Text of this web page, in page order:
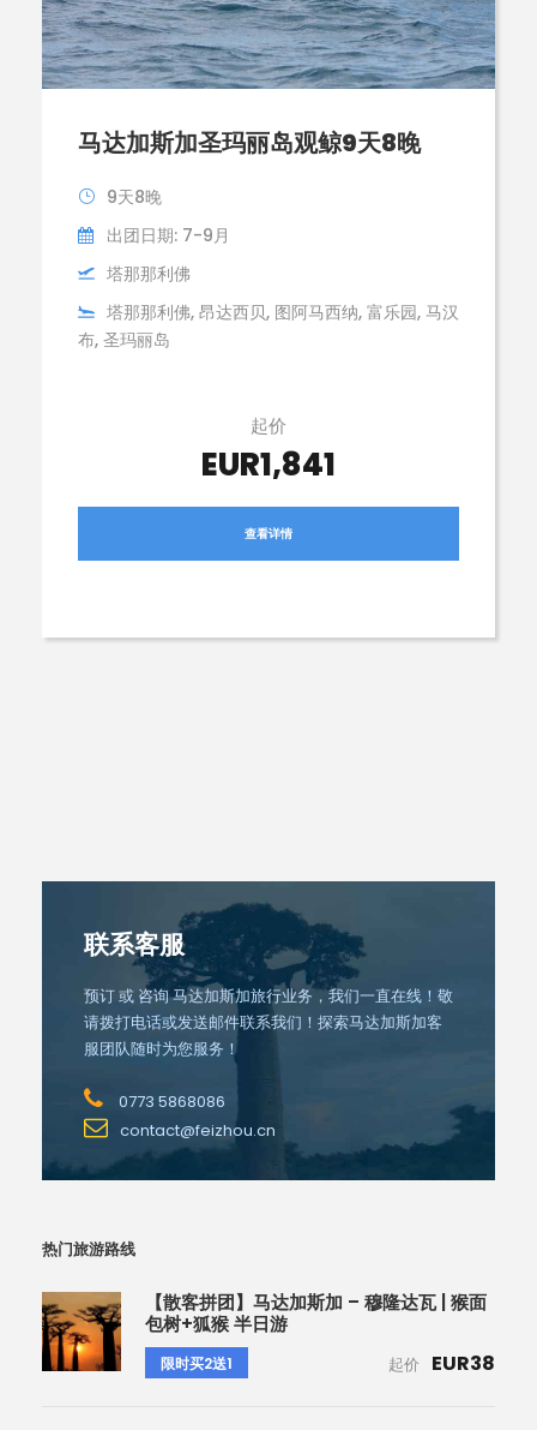
马达加斯加圣玛丽岛观鲸9天8晚
9天8晚
出团日期: 7-9月
塔那那利佛
塔那那利佛, 昂达西贝, 图阿马西纳, 富乐园, 马汉
布, 圣玛丽岛
起价
EUR1,841
查看详情
联系客服
预订 或 咨询 马达加斯加旅行业务，我们一直在线！敬
请拨打电话或发送邮件联系我们！探索马达加斯加客
服团队随时为您服务！
0773 5868086
contact@feizhou.cn
热门旅游路线
【散客拼团】马达加斯加 – 穆隆达瓦 | 猴面
包树+狐猴 半日游
限时买2送1 起价 EUR38